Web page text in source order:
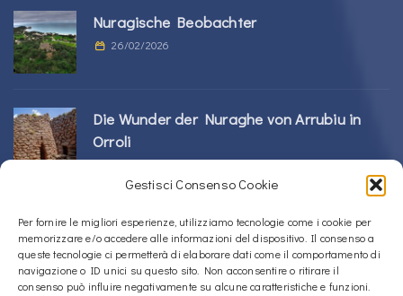
Gestisci Consenso Cookie
Per fornire le migliori esperienze, utilizziamo tecnologie come i cookie per
memorizzare e/o accedere alle informazioni del dispositivo. Il consenso a
queste tecnologie ci permetterà di elaborare dati come il comportamento di
navigazione o ID unici su questo sito. Non acconsentire o ritirare il
consenso può influire negativamente su alcune caratteristiche e funzioni.
Nuragische Beobachter
26/02/2026
Die Wunder der Nuraghe von Arrubiu in
Orroli
24/02/2026
Sos Nurattolos Nuragic-Komplex in Alà dei
Sardi
23/02/2026